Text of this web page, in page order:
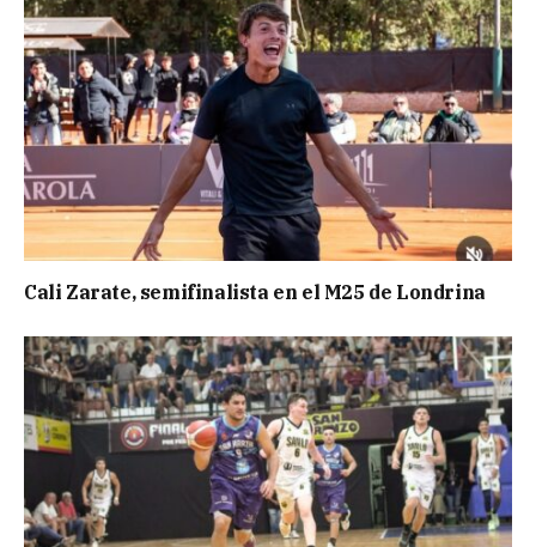
Cali Zarate, semifinalista en el M25 de Londrina